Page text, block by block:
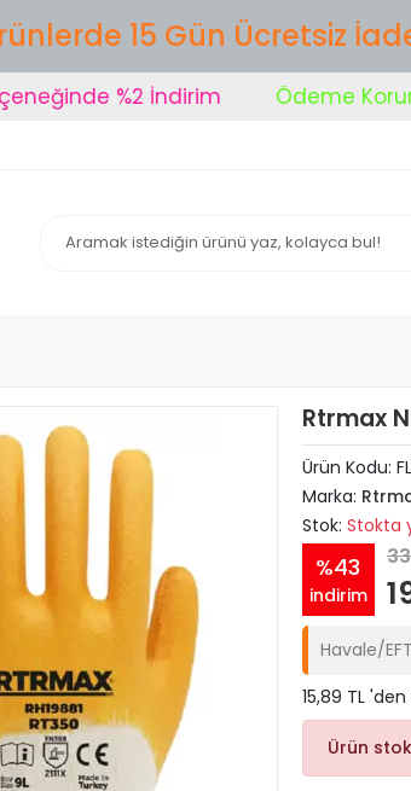
15 Gün Ücretsiz
%2 İndirim Ödeme Koruma
Rtrmax
Ürün Kodu:
Marka:
Stok: Stokta
%43
indirim
Havale/
15,89 TL
Ürün